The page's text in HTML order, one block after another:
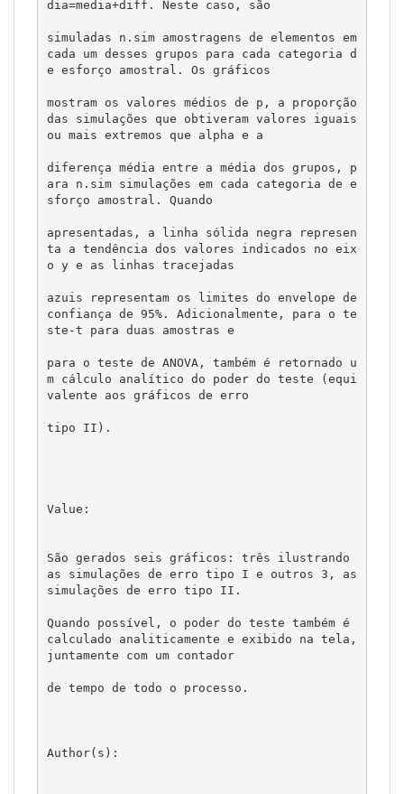
dia=media+diff. Neste caso, são
simuladas n.sim amostragens de elementos em
cada um desses grupos para cada categoria d
e esforço amostral. Os gráficos
mostram os valores médios de p, a proporção
das simulações que obtiveram valores iguais
ou mais extremos que alpha e a
diferença média entre a média dos grupos, p
ara n.sim simulações em cada categoria de e
sforço amostral. Quando
apresentadas, a linha sólida negra represen
ta a tendência dos valores indicados no eix
o y e as linhas tracejadas
azuis representam os limites do envelope de
confiança de 95%. Adicionalmente, para o te
ste-t para duas amostras e
para o teste de ANOVA, também é retornado u
m cálculo analítico do poder do teste (equi
valente aos gráficos de erro
tipo II).
Value:
São gerados seis gráficos: três ilustrando
as simulações de erro tipo I e outros 3, as
simulações de erro tipo II.
Quando possível, o poder do teste também é
calculado analiticamente e exibido na tela,
juntamente com um contador
de tempo de todo o processo.
Author(s):